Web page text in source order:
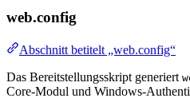
web.config
Abschnitt betitelt „web.config“
Das Bereitstellungsskript generiert
Core-Modul und Windows-